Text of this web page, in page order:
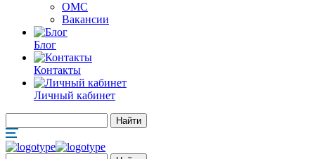
ОМС
Вакансии
Блог
Контакты
Личный кабинет